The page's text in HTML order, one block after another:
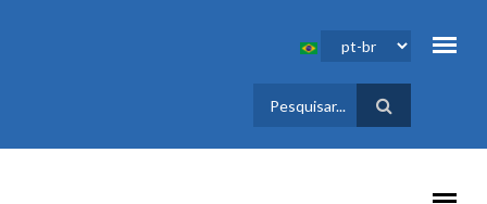
FORMULÁRIO
DE BUSCA